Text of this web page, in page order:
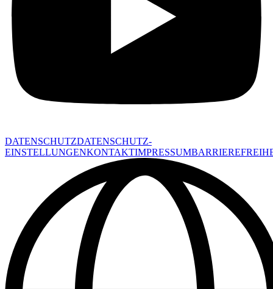
DATENSCHUTZDATENSCHUTZ-
EINSTELLUNGENKONTAKTIMPRESSUM